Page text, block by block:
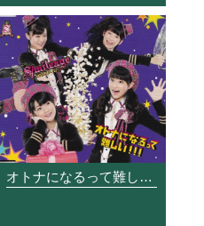
オトナになるって難しい!!!